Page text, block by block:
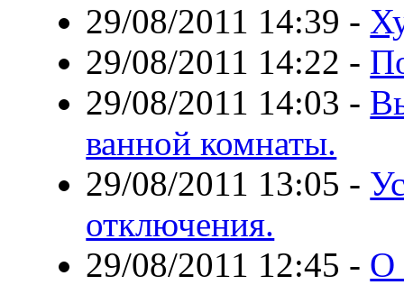
29/08/2011 14:39 -
29/08/2011 14:22 -
29/08/2011 14:03 -
ванной комнаты.
29/08/2011 13:05 -
отключения.
29/08/2011 12:45 - О